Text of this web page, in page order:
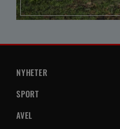
NYHETER
SPORT
AVEL